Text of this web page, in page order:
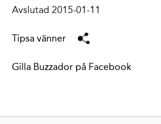
Avslutad 2015-01-11
Tipsa vänner
Gilla Buzzador på Facebook